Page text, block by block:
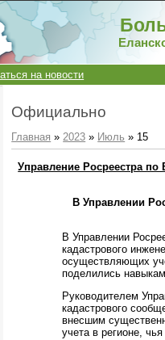
на новости
Официально
Главная »2023 » Июль » 15
Управление Росреестра по
В Управлении
В Управлении
кадастрового
осуществляющих
поделились
Руководителем
кадастрового
внесшим
учета в регионе,